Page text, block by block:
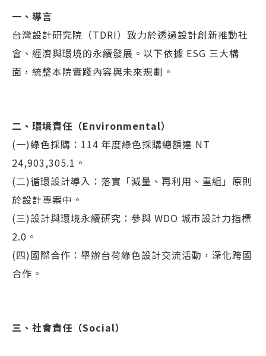
一、導言
台灣設計研究院（TDRI）致力於透過設計創新推動社
會、經濟與環境的永續發展。以下依據 ESG 三大構
面，統整本院實踐內容與未來規劃。
二、環境責任（Environmental）
(一)綠色採購：114 年度綠色採購總額達 NT
24,903,305.1。
(二)循環設計導入：落實「減量、再利用、重組」原則
於設計專案中。
(三)設計與環境永續研究：參與 WDO 城市設計力指標
2.0。
(四)國際合作：舉辦台荷綠色設計交流活動，深化跨國
合作。
三、社會責任（Social）